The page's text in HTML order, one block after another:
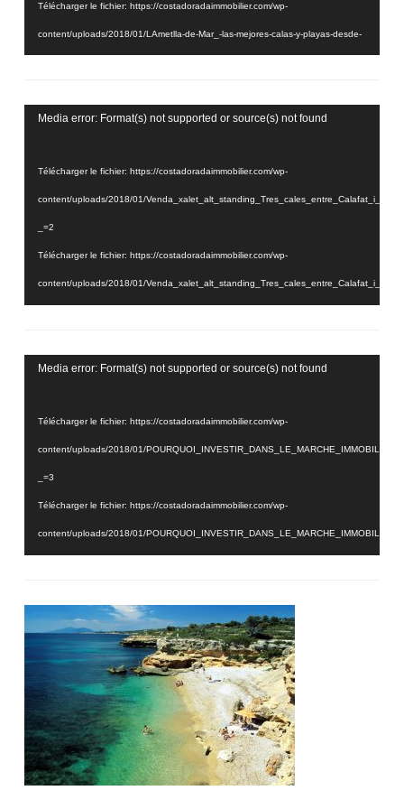
Télécharger le fichier: https://costadoradaimmobilier.com/wp-
content/uploads/2018/01/LAmetlla-de-Mar_-las-mejores-calas-y-playas-desde-
Lecteur
Media error: Format(s) not supported or source(s) not found
Télécharger le fichier: https://costadoradaimmobilier.com/wp-
content/uploads/2018/01/
_=2
Télécharger le fichier: https://costadoradaimmobilier.com/wp-
content/uploads/2018/01/
Lecteur
Media error: Format(s) not supported or source(s) not found
Télécharger le fichier: https://costadoradaimmobilier.com/wp-
content/uploads/2018/01/
_=3
Télécharger le fichier: https://costadoradaimmobilier.com/wp-
content/uploads/2018/01/